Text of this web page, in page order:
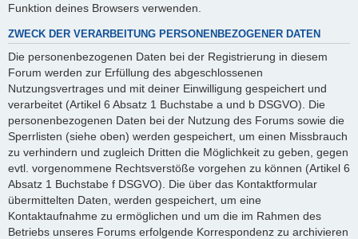
Funktion deines Browsers verwenden.
ZWECK DER VERARBEITUNG PERSONENBEZOGENER DATEN
Die personenbezogenen Daten bei der Registrierung in diesem
Forum werden zur Erfüllung des abgeschlossenen
Nutzungsvertrages und mit deiner Einwilligung gespeichert und
verarbeitet (Artikel 6 Absatz 1 Buchstabe a und b DSGVO). Die
personenbezogenen Daten bei der Nutzung des Forums sowie die
Sperrlisten (siehe oben) werden gespeichert, um einen Missbrauch
zu verhindern und zugleich Dritten die Möglichkeit zu geben, gegen
evtl. vorgenommene Rechtsverstöße vorgehen zu können (Artikel 6
Absatz 1 Buchstabe f DSGVO). Die über das Kontaktformular
übermittelten Daten, werden gespeichert, um eine
Kontaktaufnahme zu ermöglichen und um die im Rahmen des
Betriebs unseres Forums erfolgende Korrespondenz zu archivieren